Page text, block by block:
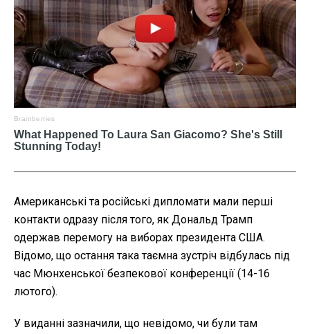
Американські та російські дипломати мали перші
контакти одразу після того, як Дональд Трамп
одержав перемогу на виборах президента США.
Відомо, що остання така таємна зустріч відбулась під
час Мюнхенської безпекової конференції (14-16
лютого).
У виданні зазначили, що невідомо, чи були там